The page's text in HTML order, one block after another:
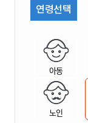
연령선택
아동
노인